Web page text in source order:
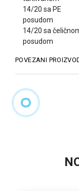
14/20 sa PE
posudom
14/20 sa
posudom
POVEZANI